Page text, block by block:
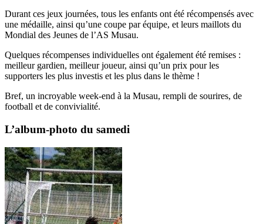
Durant ces jeux journées, tous les enfants ont été récompensés avec
une médaille, ainsi qu’une coupe par équipe, et leurs maillots du
Mondial des Jeunes de l’AS Musau.
Quelques récompenses individuelles ont également été remises :
meilleur gardien, meilleur joueur, ainsi qu’un prix pour les
supporters les plus investis et les plus dans le thème !
Bref, un incroyable week-end à la Musau, rempli de sourires, de
football et de convivialité.
L’album-photo du samedi